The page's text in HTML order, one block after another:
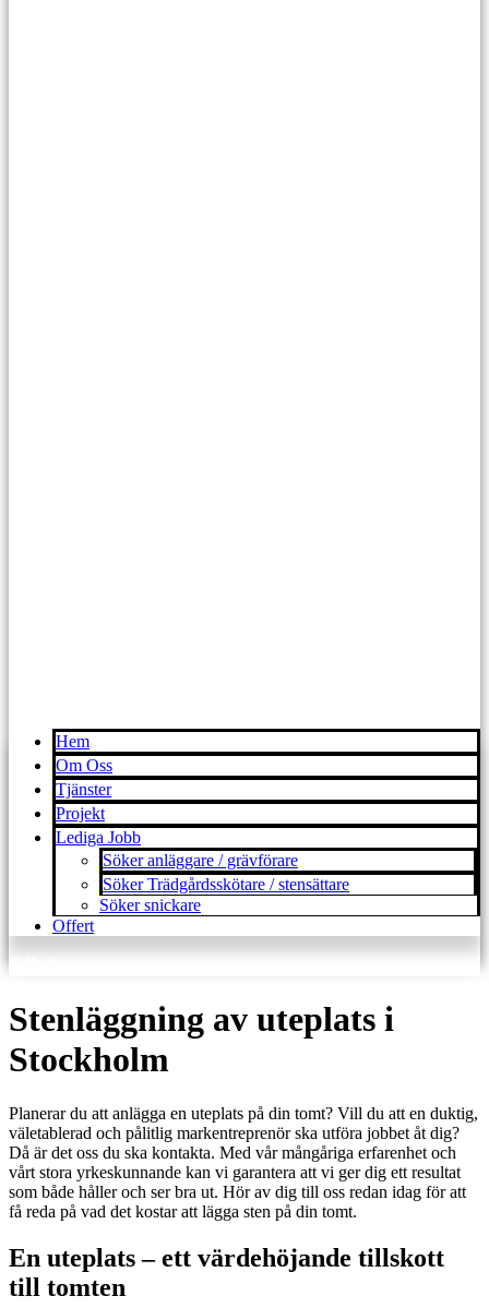
Hem
Om Oss
Tjänster
Projekt
Lediga Jobb
Söker anläggare / grävförare
Söker Trädgårdsskötare / stensättare
Söker snickare
Offert
Stenläggning av uteplats i
Stockholm
Planerar du att anlägga en uteplats på din tomt? Vill du att en duktig,
väletablerad och pålitlig markentreprenör ska utföra jobbet åt dig?
Då är det oss du ska kontakta. Med vår mångåriga erfarenhet och
vårt stora yrkeskunnande kan vi garantera att vi ger dig ett resultat
som både håller och ser bra ut. Hör av dig till oss redan idag för att
få reda på vad det kostar att lägga sten på din tomt.
En uteplats – ett värdehöjande tillskott
till tomten